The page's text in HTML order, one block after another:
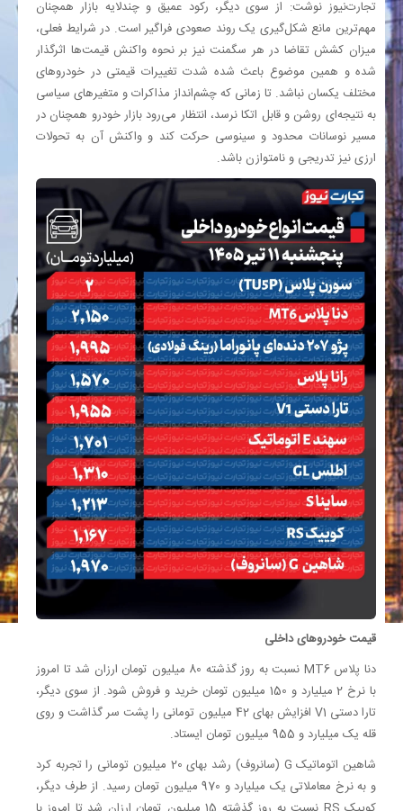
تجارت‌نیوز نوشت: از سوی دیگر، رکود عمیق و چندلایه بازار همچنان
مهم‌ترین مانع شکل‌گیری یک روند صعودی فراگیر است. در شرایط فعلی،
میزان کشش تقاضا در هر سگمنت نیز بر نحوه واکنش قیمت‌ها اثرگذار
شده و همین موضوع باعث شده شدت تغییرات قیمتی در خودروهای
مختلف یکسان نباشد. تا زمانی که چشم‌انداز مذاکرات و متغیرهای سیاسی
به نتیجه‌ای روشن و قابل اتکا نرسد، انتظار می‌رود بازار خودرو همچنان در
مسیر نوسانات محدود و سینوسی حرکت کند و واکنش آن به تحولات
ارزی نیز تدریجی و نامتوازن باشد.
قیمت خودروهای داخلی
دنا پلاس MT6 نسبت به روز گذشته 80 میلیون تومان ارزان شد تا امروز
با نرخ 2 میلیارد و 150 میلیون تومان خرید و فروش شود. از سوی دیگر،
تارا دستی V1 افزایش بهای 42 میلیون تومانی را پشت سر گذاشت و روی
قله یک میلیارد و 955 میلیون تومان ایستاد.
شاهین اتوماتیک G (سانروف) رشد بهای 20 میلیون تومانی را تجربه کرد
و به نرخ معاملاتی یک میلیارد و 970 میلیون تومان رسید. از طرف دیگر،